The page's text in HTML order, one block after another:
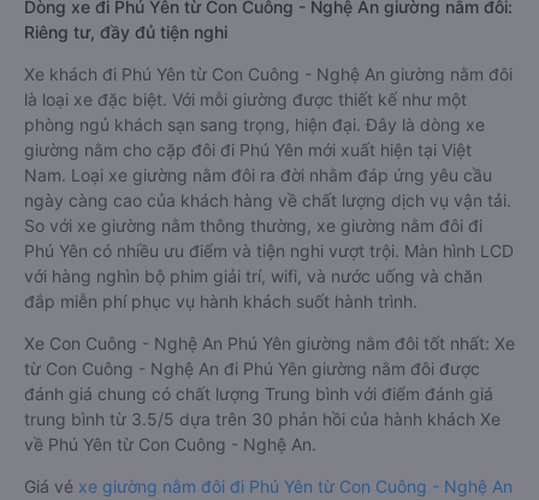
Dòng xe đi Phú Yên từ Con Cuông - Nghệ An giường nằm đôi:
Riêng tư, đầy đủ tiện nghi
Xe khách đi Phú Yên từ Con Cuông - Nghệ An giường nằm đôi
là loại xe đặc biệt. Với mỗi giường được thiết kế như một
phòng ngủ khách sạn sang trọng, hiện đại. Đây là dòng xe
giường nằm cho cặp đôi đi Phú Yên mới xuất hiện tại Việt
Nam. Loại xe giường nằm đôi ra đời nhằm đáp ứng yêu cầu
ngày càng cao của khách hàng về chất lượng dịch vụ vận tải.
So với xe giường nằm thông thường, xe giường nằm đôi đi
Phú Yên có nhiều ưu điểm và tiện nghi vượt trội. Màn hình LCD
với hàng nghìn bộ phim giải trí, wifi, và nước uống và chăn
đắp miễn phí phục vụ hành khách suốt hành trình.
Xe Con Cuông - Nghệ An Phú Yên giường nằm đôi tốt nhất: Xe
từ Con Cuông - Nghệ An đi Phú Yên giường nằm đôi được
đánh giá chung có chất lượng Trung bình với điểm đánh giá
trung bình từ 3.5/5 dựa trên 30 phản hồi của hành khách Xe
về Phú Yên từ Con Cuông - Nghệ An.
Giá vé xe giường nằm đôi đi Phú Yên từ Con Cuông - Nghệ An